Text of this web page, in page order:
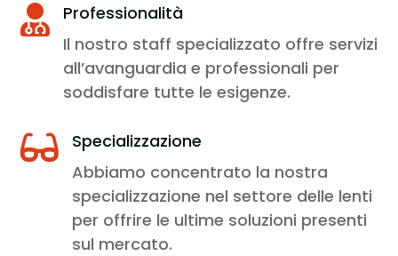

Professionalità
Il nostro staff specializzato offre servizi
all’avanguardia e professionali per
soddisfare tutte le esigenze.

Specializzazione
Abbiamo concentrato la nostra
specializzazione nel settore delle lenti
per offrire le ultime soluzioni presenti
sul mercato.